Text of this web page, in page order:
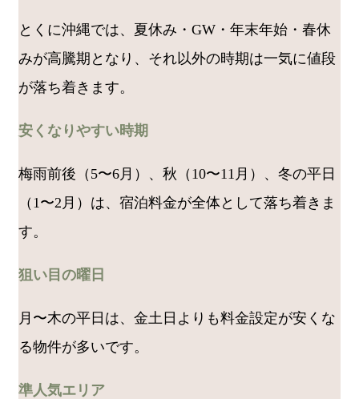
とくに沖縄では、夏休み・GW・年末年始・春休
みが高騰期となり、それ以外の時期は一気に値段
が落ち着きます。
安くなりやすい時期
梅雨前後（5〜6月）、秋（10〜11月）、冬の平日
（1〜2月）は、宿泊料金が全体として落ち着きま
す。
狙い目の曜日
月〜木の平日は、金土日よりも料金設定が安くな
る物件が多いです。
準人気エリア